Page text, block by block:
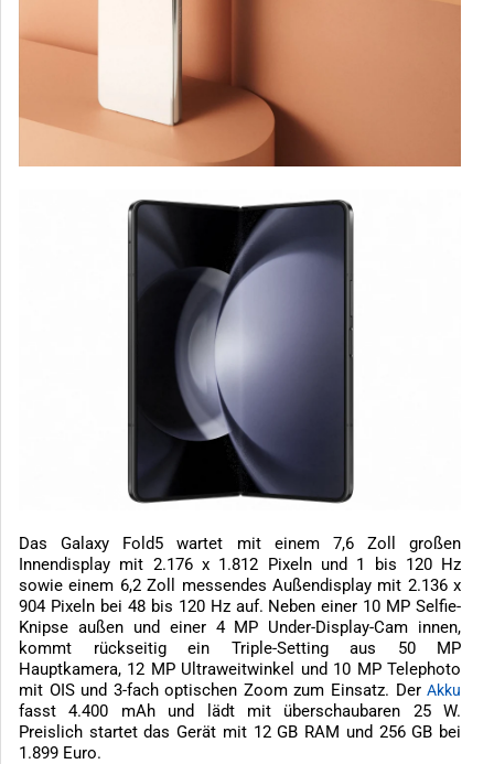
Das Galaxy Fold5 wartet mit einem 7,6 Zoll großen
Innendisplay mit 2.176 x 1.812 Pixeln und 1 bis 120 Hz
sowie einem 6,2 Zoll messendes Außendisplay mit 2.136 x
904 Pixeln bei 48 bis 120 Hz auf. Neben einer 10 MP Selfie-
Knipse außen und einer 4 MP Under-Display-Cam innen,
kommt rückseitig ein Triple-Setting aus 50 MP
Hauptkamera, 12 MP Ultraweitwinkel und 10 MP Telephoto
mit OIS und 3-fach optischen Zoom zum Einsatz. DerAkku
fasst 4.400 mAh und lädt mit überschaubaren 25 W.
Preislich startet das Gerät mit 12 GB RAM und 256 GB bei
1.899 Euro.